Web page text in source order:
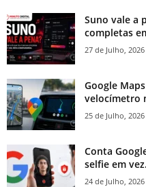
Suno vale a
completas
27 de Julho, 2026
Google
velocímetro
25 de Julho, 2026
Conta
selfie em
24 de Julho, 2026